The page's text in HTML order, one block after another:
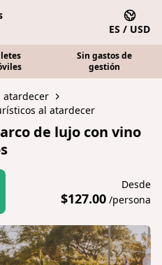
ES / USD
Sin gastos de
gestión
atardecer
al atardecer
de lujo con vino
Desde
$127.00 /persona